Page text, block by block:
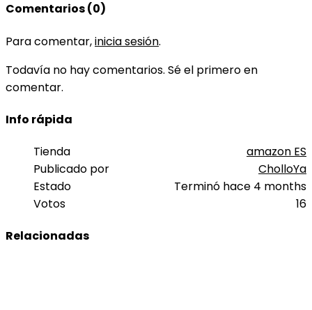
Comentarios (0)
Para comentar,inicia sesión.
Todavía no hay comentarios. Sé el primero en
comentar.
Info rápida
Tienda
amazon ES
Publicado por
CholloYa
Estado
Terminó hace 4 months
Votos
16
Relacionadas